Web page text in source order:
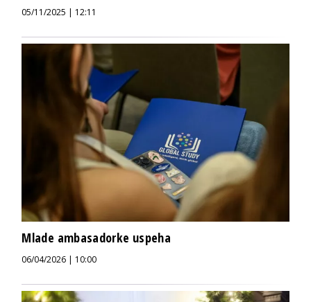
05/11/2025 | 12:11
Mlade ambasadorke uspeha
06/04/2026 | 10:00